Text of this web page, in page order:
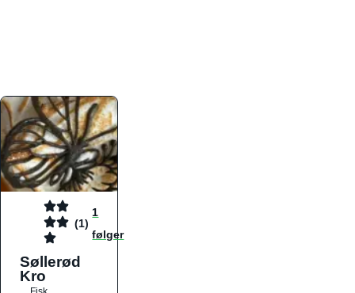
(1)
1
følger
Søllerød
Kro